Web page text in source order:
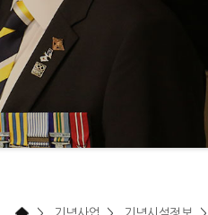
추천도서
자료기증